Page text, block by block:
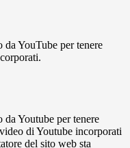
da YouTube per tenere
da Youtube per tenere
di Youtube incorporati
del sito web sta